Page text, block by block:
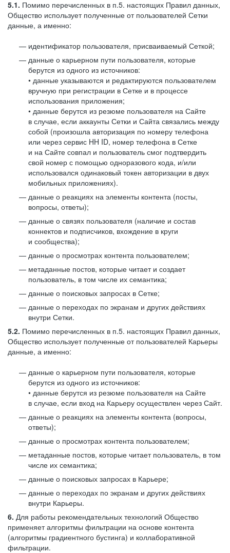
5.1. Помимо перечисленных в п.5. настоящих Правил данных,
Общество использует полученные от пользователей Сетки
данные, а именно:
идентификатор пользователя, присваиваемый Сеткой;
данные о карьерном пути пользователя, которые
берутся из одного из источников:
• данные указываются и редактируются пользователем
вручную при регистрации в Сетке и в процессе
использования приложения;
• данные берутся из резюме пользователя на Сайте
в случае, если аккаунты Сетки и Сайта связались между
собой (произошла авторизация по номеру телефона
или через сервис HH ID, номер телефона в Сетке
и на Сайте совпал и пользователь смог подтвердить
свой номер с помощью одноразового кода, и/или
использовался одинаковый токен авторизации в двух
мобильных приложениях).
данные о реакциях на элементы контента (посты,
вопросы, ответы);
данные о связях пользователя (наличие и состав
коннектов и подписчиков, вхождение в круги
и сообщества);
данные о просмотрах контента пользователем;
метаданные постов, которые читает и создает
пользователь, в том числе их семантика;
данные о поисковых запросах в Сетке;
данные о переходах по экранам и других действиях
внутри Сетки.
5.2. Помимо перечисленных в п.5. настоящих Правил данных,
Общество использует полученные от пользователей Карьеры
данные, а именно:
данные о карьерном пути пользователя, которые
берутся из одного из источников:
• данные берутся из резюме пользователя на Сайте
в случае, если вход на Карьеру осуществлен через Сайт.
данные о реакциях на элементы контента (вопросы,
ответы);
данные о просмотрах контента пользователем;
метаданные постов, которые читает пользователь, в том
числе их семантика;
данные о поисковых запросах в Карьере;
данные о переходах по экранам и других действиях
внутри Карьеры.
6. Для работы рекомендательных технологий Общество
применяет алгоритмы фильтрации на основе контента
(алгоритмы градиентного бустинга) и коллаборативной
фильтрации.